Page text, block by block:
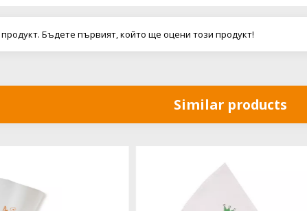
Бъдете първият, който ще оцени този продукт!
Similar products